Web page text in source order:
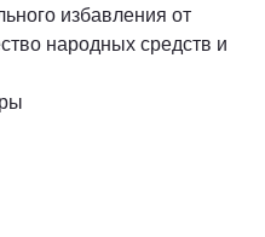
избавления от
народных средств и